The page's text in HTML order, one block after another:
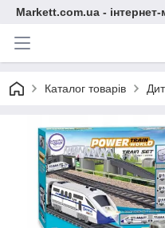
Markett.com.ua -
Каталог товарів